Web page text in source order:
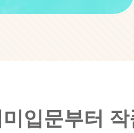
미입문부터